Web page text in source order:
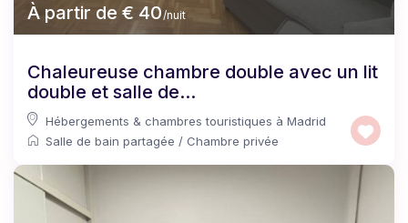
À partir de € 40/nuit
Chaleureuse chambre double avec un lit
double et salle de...
Hébergements & chambres touristiques à Madrid
Salle de bain partagée /Chambre privée